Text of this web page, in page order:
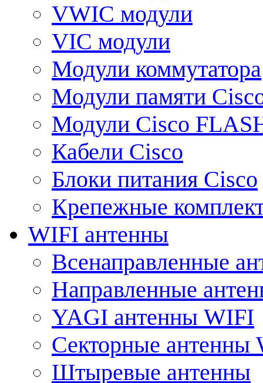
VWIC модули
VIC модули
Модули коммутатора
Модули памяти
Модули Cisco
Кабели Cisco
Блоки питания Cisco
Крепежные
WIFI антенны
Всенаправленные
Направленные
YAGI антенны WIFI
Секторные антенны
Штыревые антенны